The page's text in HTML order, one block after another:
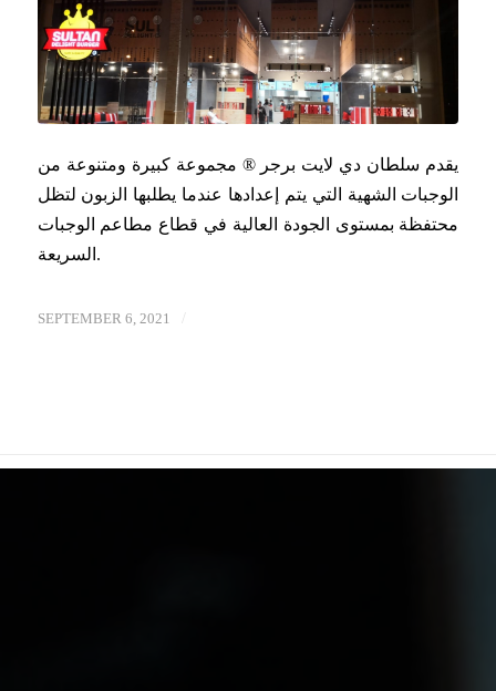
يقدم سلطان دي لايت برجر ® مجموعة كبيرة ومتنوعة من
الوجبات الشهية التي يتم إعدادها عندما يطلبها الزبون لتظل
محتفظة بمستوى الجودة العالية في قطاع مطاعم الوجبات
السريعة.
SEPTEMBER 6, 2021